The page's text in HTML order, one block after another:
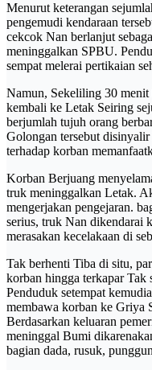
Menurut keterangan
pengemudi kendaraan
cekcok Nan berlanjut
meninggalkan SPBU.
sempat melerai pertikaian
Namun, Sekeliling 30
kembali ke Letak Seiring
berjumlah tujuh orang
Golongan tersebut
terhadap korban
Korban Berjuang
truk meninggalkan Letak.
mengerjakan pengejaran.
serius, truk Nan dikendarai
merasakan kecelakaan di
Tak berhenti Tiba di situ,
korban hingga terkapar
Penduduk setempat
membawa korban ke Griya
Berdasarkan keluaran
meninggal Bumi
bagian dada, rusuk,